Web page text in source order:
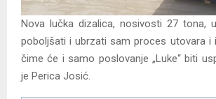
Nova lučka dizalica, nosivosti 27 tona,
poboljšati i ubrzati sam proces utovara i
čime će i samo poslovanje „Luke“ biti
je Perica Josić.